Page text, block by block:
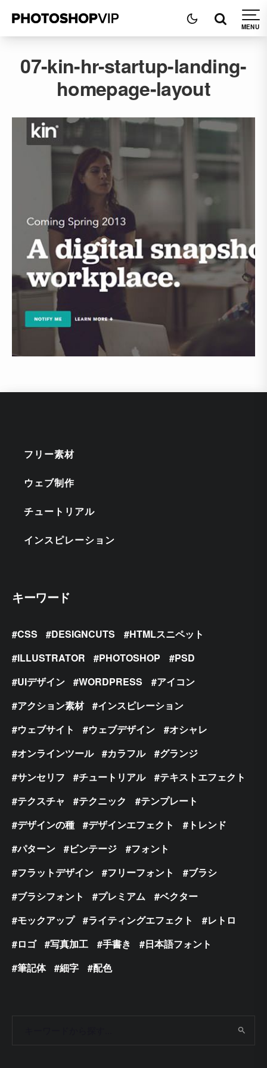
07-kin-hr-startup-landing-
homepage-layout
フリー素材
ウェブ制作
チュートリアル
インスピレーション
キーワード
CSS DESIGNCUTS
HTMLスニペット
ILLUSTRATOR
PHOTOSHOP
PSD
UIデザイン
WORDPRESS
アイコン
アクション素材
インスピレーション
ウェブサイト
ウェブデザイン
オシャレ
オンラインツール
カラフル
グランジ
サンセリフ
チュートリアル
テキストエフェクト
テクスチャ
テクニック
テンプレート
デザインの種
デザインエフェクト
トレンド
パターン
ビンテージ
フォント
フラットデザイン
フリーフォント
ブラシ
ブラシフォント
プレミアム
ベクター
モックアップ
ライティングエフェクト
レトロ
ロゴ
写真加工 手書き
日本語フォント
筆記体
細字 配色